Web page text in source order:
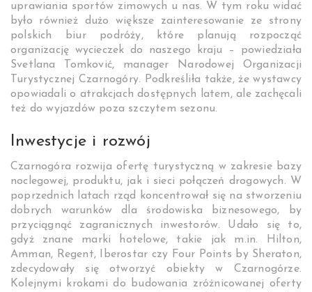
uprawiania sportów zimowych u nas. W tym roku widać
było również dużo większe zainteresowanie ze strony
polskich biur podróży, które planują rozpocząć
organizację wycieczek do naszego kraju – powiedziała
Svetlana Tomković, manager Narodowej Organizacji
Turystycznej Czarnogóry. Podkreśliła także, że wystawcy
opowiadali o atrakcjach dostępnych latem, ale zachęcali
też do wyjazdów poza szczytem sezonu.
Inwestycje i rozwój
Czarnogóra rozwija ofertę turystyczną w zakresie bazy
noclegowej, produktu, jak i sieci połączeń drogowych. W
poprzednich latach rząd koncentrował się na stworzeniu
dobrych warunków dla środowiska biznesowego, by
przyciągnąć zagranicznych inwestorów. Udało się to,
gdyż znane marki hotelowe, takie jak m.in. Hilton,
Amman, Regent, Iberostar czy Four Points by Sheraton,
zdecydowały się otworzyć obiekty w Czarnogórze.
Kolejnymi krokami do budowania zróżnicowanej oferty